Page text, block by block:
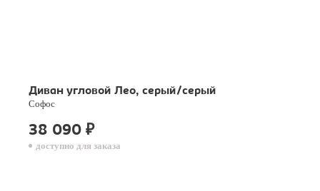
Диван угловой Лео, серый/серый
Софос
38 090 ₽
доступно для заказа